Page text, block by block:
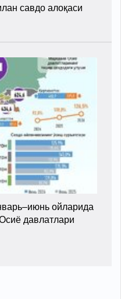
савдо алоқаси
ойларида
давлатлари